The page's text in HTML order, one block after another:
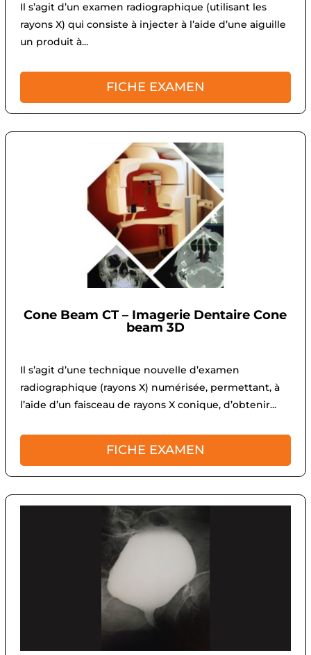
Il s’agit d’un examen radiographique (utilisant les
rayons X) qui consiste à injecter à l’aide d’une aiguille
un produit à...
FICHE EXAMEN
Cone Beam CT – Imagerie Dentaire Cone
beam 3D
Il s’agit d’une technique nouvelle d’examen
radiographique (rayons X) numérisée, permettant, à
l’aide d’un faisceau de rayons X conique, d’obtenir...
FICHE EXAMEN